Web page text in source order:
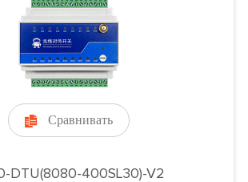
 Сравнивать
DTU(8080-400SL30)-V2